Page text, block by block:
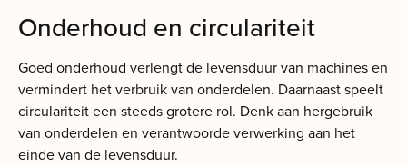
Onderhoud en circulariteit
Goed onderhoud verlengt de levensduur van machines en
vermindert het verbruik van onderdelen. Daarnaast speelt
circulariteit een steeds grotere rol. Denk aan hergebruik
van onderdelen en verantwoorde verwerking aan het
einde van de levensduur.